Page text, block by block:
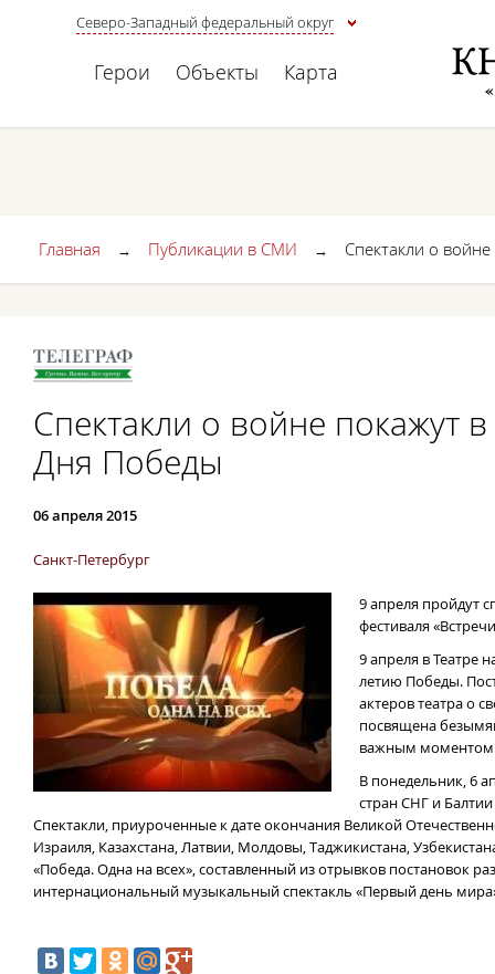
Северо-Западный федеральный округ
Герои Объекты Карта
Главная → Публикации в СМИ → Спектакли о
Спектакли о войне покажут
Дня Победы
06 апреля 2015
Санкт-Петербург
9 апреля пройдут
фестиваля
9 апреля в Театре
летию Победы.
актеров театра о
посвящена
важным моментом
В понедельник, 6
стран СНГ и
Спектакли, приуроченные к дате окончания Великой
Израиля, Казахстана, Латвии, Молдовы, Таджикистана,
«Победа. Одна на всех», составленный из отрывков постановок
интернациональный музыкальный спектакль «Первый день